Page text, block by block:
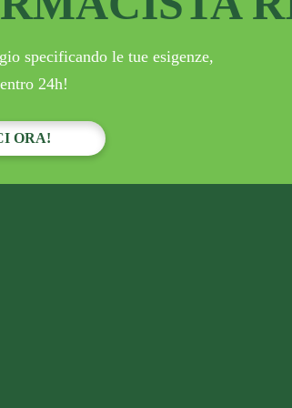
specificando le tue esigenze,
24h!
ORA!